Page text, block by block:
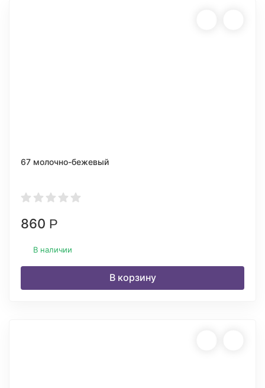
67 молочно-бежевый
860 Р
В наличии
В корзину